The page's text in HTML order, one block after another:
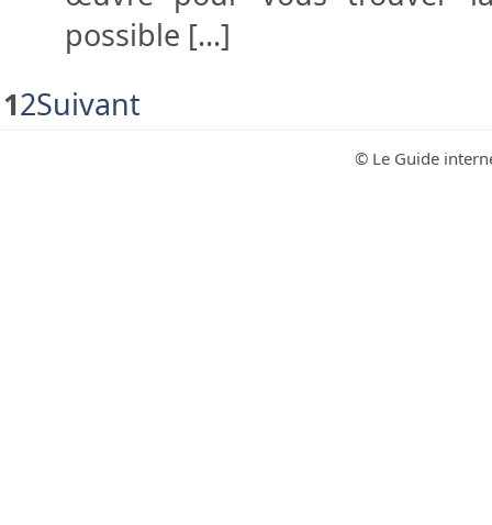
possible [...]
12Suivant
© Le Guide